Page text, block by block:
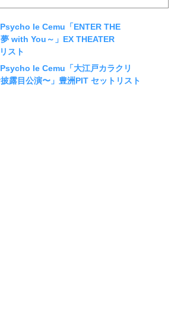
le Cemu「ENTER THE
with You～」EX THEATER
スト
le Cemu「大江戸カラクリ
露目公演〜」豊洲PIT セットリスト